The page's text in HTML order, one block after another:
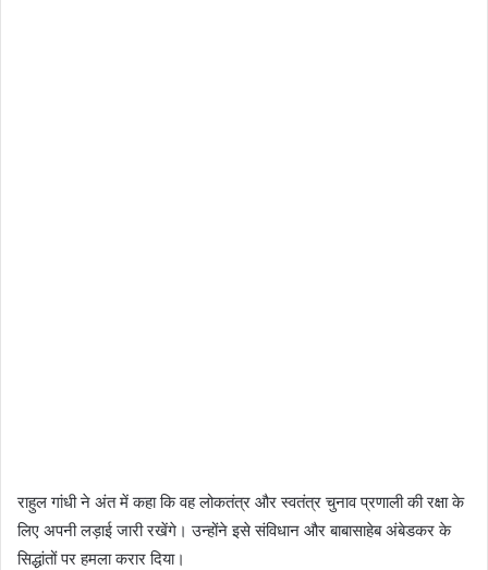
राहुल गांधी ने अंत में कहा कि वह लोकतंत्र और स्वतंत्र चुनाव प्रणाली की रक्षा के
लिए अपनी लड़ाई जारी रखेंगे। उन्होंने इसे संविधान और बाबासाहेब अंबेडकर के
सिद्धांतों पर हमला करार दिया।